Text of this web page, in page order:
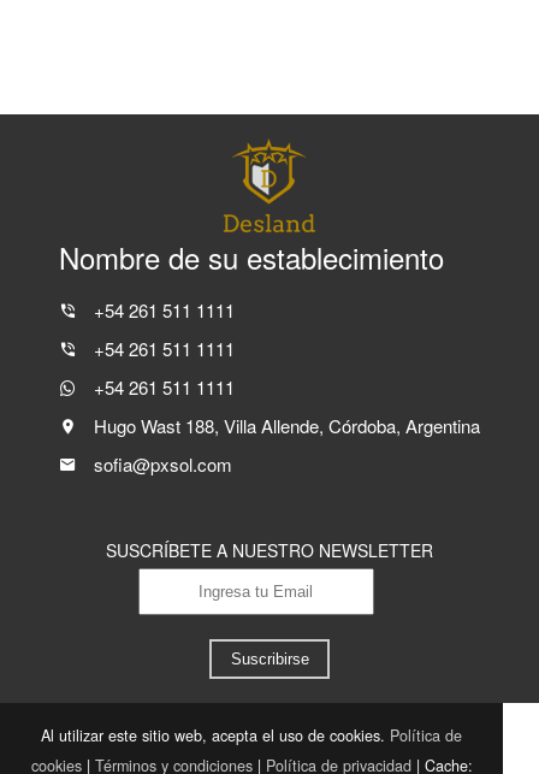
Nombre de su establecimiento
+54 261 511 1111
+54 261 511 1111
+54 261 511 1111
Hugo Wast 188, Villa Allende, Córdoba, Argentina
sofia@pxsol.com
SUSCRÍBETE A NUESTRO NEWSLETTER
Suscribirse
Al utilizar este sitio web, acepta el uso de cookies. Política de
cookies| Términos y condiciones| Política de privacidad| Cache: